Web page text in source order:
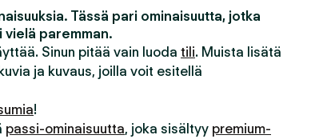
Tässä pari ominaisuutta, jotka
paremman.
Sinun pitää vain luoda tili. Muista lisätä
ja kuvaus, joilla voit esitellä
!
passi-ominaisuutta, joka sisältyy premium-